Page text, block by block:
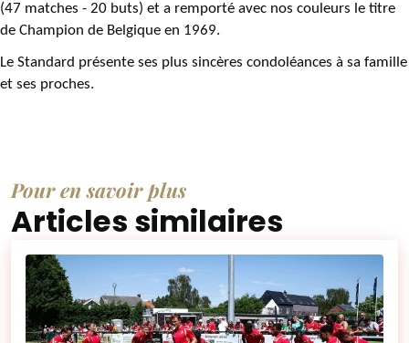
(47 matches - 20 buts) et a remporté avec nos couleurs le titre
de Champion de Belgique en 1969.
Le Standard présente ses plus sincères condoléances à sa famille
et ses proches.
Pour en savoir plus
Articles similaires